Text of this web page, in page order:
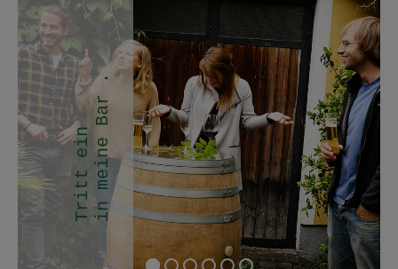
Tritt einin meine Bar .